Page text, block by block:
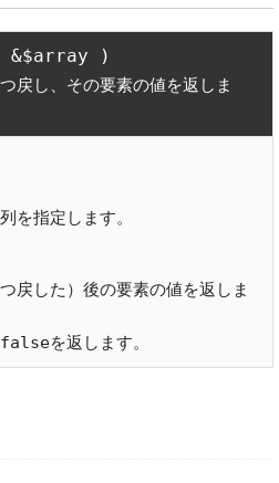
戻し、その要素の値を返しま
を指定します。
戻した）後の要素の値を返しま
を返します。